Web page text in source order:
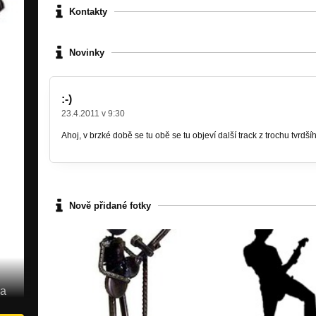
Kontakty
Novinky
:-)
23.4.2011 v 9:30
Ahoj, v brzké době se tu obě se tu objeví další track z trochu
Nově přidané fotky